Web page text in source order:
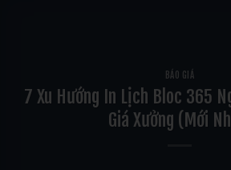
BÁO GIÁ
7 Xu Hướng In Lịch Bloc 365
Giá Xưởng (Mới